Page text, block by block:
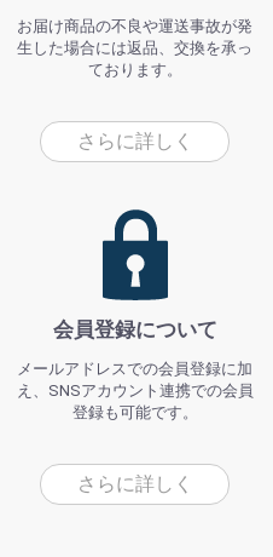
お届け商品の不良や運送事故が発
生した場合には返品、交換を承っ
ております。
さらに詳しく
会員登録について
メールアドレスでの会員登録に加
え、SNSアカウント連携での会員
登録も可能です。
さらに詳しく